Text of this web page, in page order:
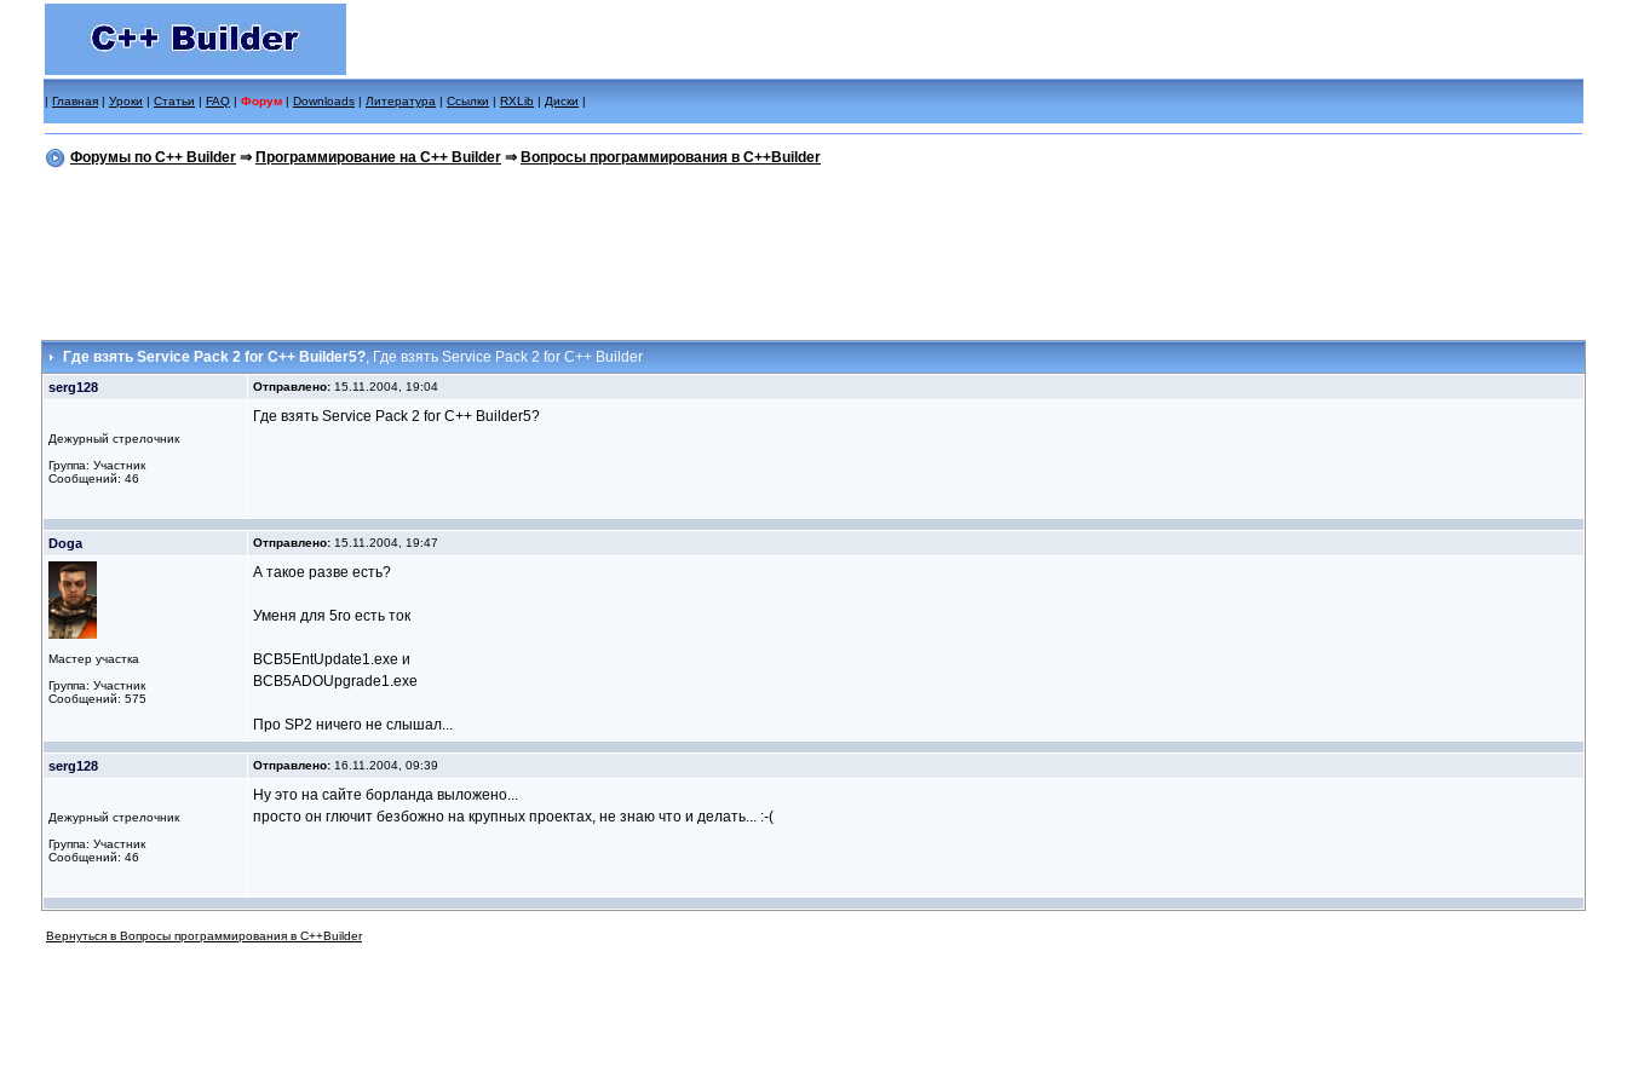
| Главная | Уроки | Статьи | FAQ | Форум | Downloads | Литература | Ссылки | RXLib | Диски |
Форумы по C++ Builder ⇒ Программирование на C++ Builder ⇒ Вопросы программирования в C++Builder
Где взять Service Pack 2 for C++ Builder5?, Где взять Service Pack 2 for C++ Builder
serg128 Отправлено: 15.11.2004, 19:04
Дежурный стрелочник
Группа: Участник
Сообщений: 46
Где взять Service Pack 2 for C++ Builder5?
Doga Отправлено: 15.11.2004, 19:47
Мастер участка
Группа: Участник
Сообщений: 575
А такое разве есть?
Уменя для 5го есть ток
BCB5EntUpdate1.exe и
BCB5ADOUpgrade1.exe
Про SP2 ничего не слышал...
serg128 Отправлено: 16.11.2004, 09:39
Дежурный стрелочник
Группа: Участник
Сообщений: 46
Ну это на сайте борланда выложено...
просто он глючит безбожно на крупных проектах, не знаю что и делать... :-(
Вернуться в Вопросы программирования в C++Builder